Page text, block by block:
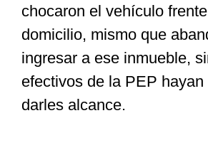
chocaron el vehículo
domicilio, mismo que
ingresar a ese inmueble,
efectivos de la PEP hayan
darles alcance.